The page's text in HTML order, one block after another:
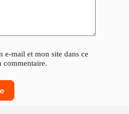
e-mail et mon site dans ce
commentaire.